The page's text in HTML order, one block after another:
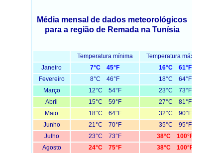
Média mensal de dados meteorológicos
para a região de Remada na Tunísia
Temperatura mínima Temperatura máxima
Janeiro
7°C 45°F
16°C 61°F
Fevereiro
8°C 46°F
18°C 64°F
Março
12°C 54°F
23°C 73°F
Abril
15°C 59°F
27°C 81°F
Maio
18°C 64°F
32°C 90°F
Junho
21°C 70°F
35°C 95°F
Julho
23°C 73°F
38°C 100°F
Agosto
24°C 75°F
38°C 100°F